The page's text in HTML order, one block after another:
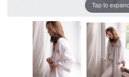
Tap to expand